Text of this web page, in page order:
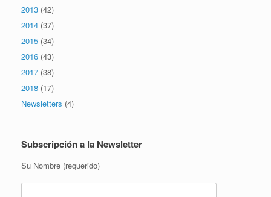
2013 (42)
2014 (37)
2015 (34)
2016 (43)
2017 (38)
2018 (17)
Newsletters (4)
Subscripción a la Newsletter
Su Nombre (requerido)